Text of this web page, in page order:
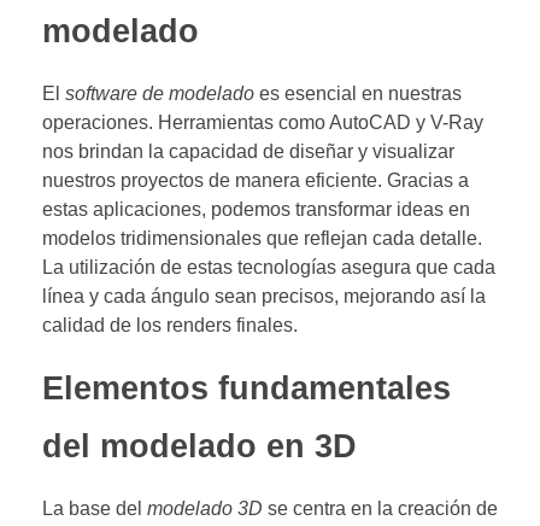
modelado
El software de modelado es esencial en nuestras
operaciones. Herramientas como AutoCAD y V-Ray
nos brindan la capacidad de diseñar y visualizar
nuestros proyectos de manera eficiente. Gracias a
estas aplicaciones, podemos transformar ideas en
modelos tridimensionales que reflejan cada detalle.
La utilización de estas tecnologías asegura que cada
línea y cada ángulo sean precisos, mejorando así la
calidad de los renders finales.
Elementos fundamentales
del modelado en 3D
La base del modelado 3D se centra en la creación de